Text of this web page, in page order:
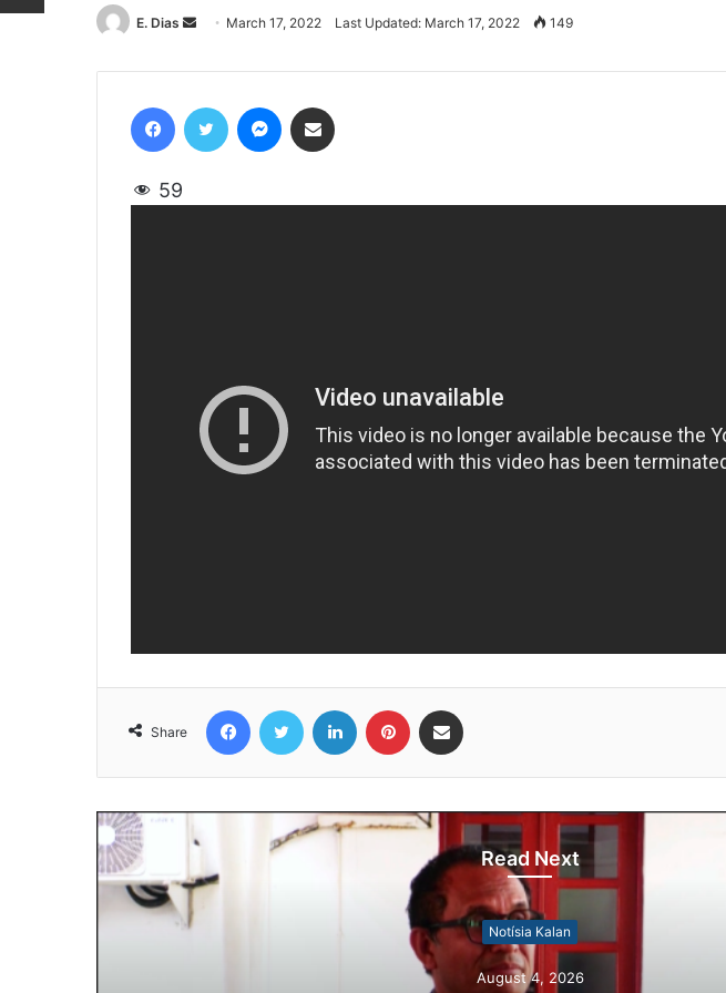
E. Dias
Send
email
March 17, 2022 Last Updated: March 17, 2022 149
59
Share
Read Next
Notísia Kalan
August 4, 2026